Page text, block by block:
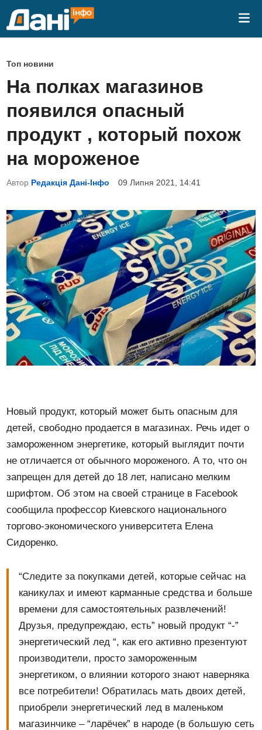
P
o
s
e
d
n
Топ новини
На полках магазинов
появился опасный
продукт , который похож
на мороженое
Автор Редакція Дані-Інфо 09 Липня 2021, 14:41
Новый продукт, который может быть опасным для
детей, свободно продается в магазинах. Речь идет о
замороженном энергетике, который выглядит почти
не отличается от обычного мороженого. А то, что он
запрещен для детей до 18 лет, написано мелким
шрифтом. Об этом на своей странице в Facebook
сообщила профессор Киевского национального
торгово-экономического университета Елена
Сидоренко.
“Следите за покупками детей, которые сейчас на
каникулах и имеют карманные средства и больше
времени для самостоятельных развлечений!
Друзья, предупреждаю, есть” новый продукт “-”
энергетический лед “, как его активно презентуют
производители, просто замороженным
энергетиком, о влиянии которого знают наверняка
все потребители! Обратилась мать двоих детей,
приобрели энергетический лед в маленьком
магазинчике – “ларёчек” в народе (в большую сеть